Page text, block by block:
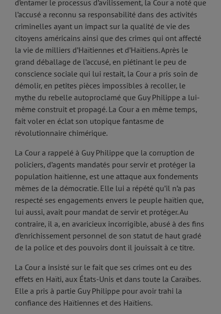
d’entamer le processus d’avilissement, la Cour a noté que
l’accusé a reconnu sa responsabilité dans des activités
criminelles ayant un impact sur la qualité de vie des
citoyens américains ainsi que des crimes qui ont affecté
la vie de milliers d’Haïtiennes et d’Haïtiens. Après le
grand déballage de l’accusé, en piétinant le peu de
conscience sociale qui lui restait, la Cour a pris soin de
démolir, en petites pièces impossibles à recoller, le
mythe du rebelle autoproclamé que Guy Philippe a lui-
même construit et propagé. La Cour a en même temps,
fait voler en éclat son utopique fantasme de
révolutionnaire chimérique.
La Cour a rappelé à Guy Philippe que la corruption de
policiers, d’agents mandatés pour servir et protéger la
population haïtienne, est une attaque aux fondements
mêmes de la démocratie. Elle lui a répété qu’il n’a pas
respecté ses engagements envers le peuple haïtien que,
lui aussi, avait pour mandat de servir et protéger. Au
contraire, il a, en avaricieux incorrigible, abusé à des fins
d’enrichissement personnel de son statut de haut gradé
de la police et des pouvoirs dont il jouissait à ce titre.
La Cour a insisté sur le fait que ses crimes ont eu des
effets en Haïti, aux États-Unis et dans toute la Caraïbes.
Elle a pris à partie Guy Philippe pour avoir trahi la
confiance des Haïtiennes et des Haïtiens.